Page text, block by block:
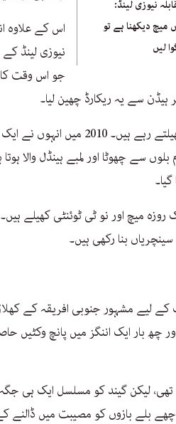
نیوزی لینڈ:
میچ دیکھنا ہے تو
لیں
اس کے علاوہ
جو اس وقت کا
ہیڈن آئی پی ایل میں بھی
سے چھوٹا اور لمبے ہینڈل والا
کے لیے مشہور جنوبی افریقہ کے
میں 50 وکٹیں اور چھ بار ایک اننگز میں
تھی، لیکن گیند کو مسلسل ایک ہی
بلے بازوں کو مصیبت میں ڈالنے